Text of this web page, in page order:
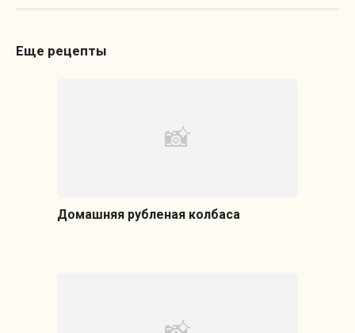
Еще рецепты
Домашняя рубленая колбаса